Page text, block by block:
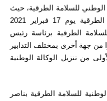
الوطني للسلامة الطرقية، حيث
تم انعقاد اللجنة الدائمة للسلامة الطرقية يوم 17 فبراير 2021
الطرقية برئاسة رئيس
18 فبراير 2021، مذكرا من جهة أخرى بمختلف التدابير
من تنزيل الوكالة الوطنية
للسلامة الطرقية بناصر